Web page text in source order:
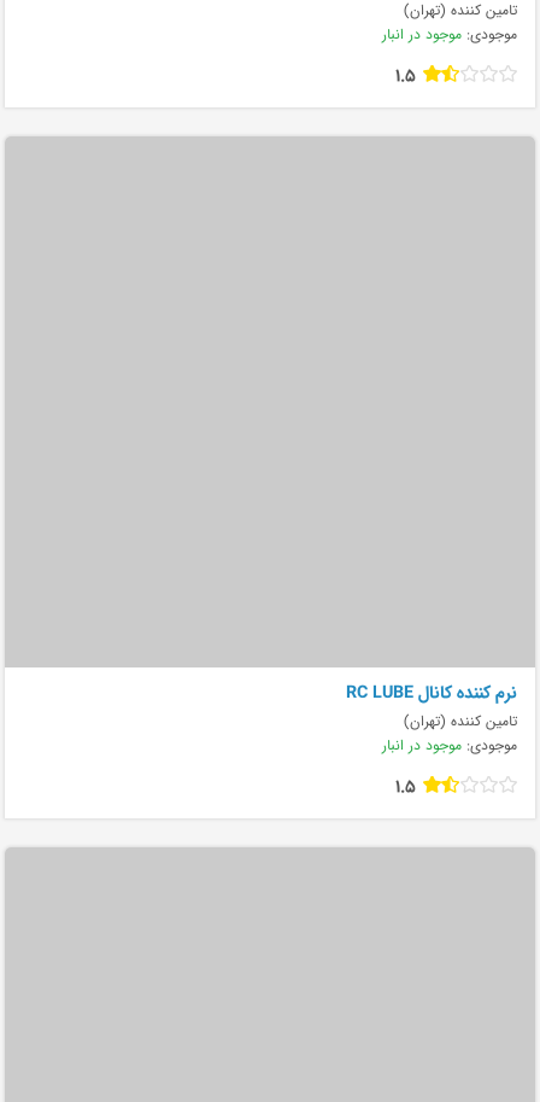
تامین کننده (تهران)
موجودی: موجود در انبار
1.5
نرم کننده کانال RC LUBE
تامین کننده (تهران)
موجودی: موجود در انبار
1.5